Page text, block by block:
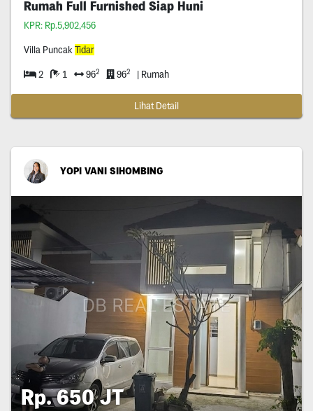
Rumah Full Furnished Siap Huni
KPR: Rp.5,902,456
Villa Puncak Tidar
2 1 962 962 | Rumah
Lihat Detail
YOPI VANI SIHOMBING
Rp. 650 JT